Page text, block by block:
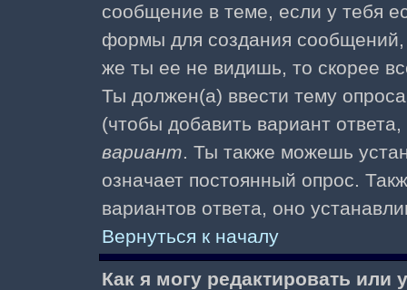
сообщение в теме, если у тебя
формы для создания
же ты ее не видишь, то скорее
Ты должен(а) ввести тему
(чтобы добавить вариант
вариант. Ты также можешь
означает постоянный опрос.
вариантов ответа, оно
Вернуться к началу
Как я могу редактировать или